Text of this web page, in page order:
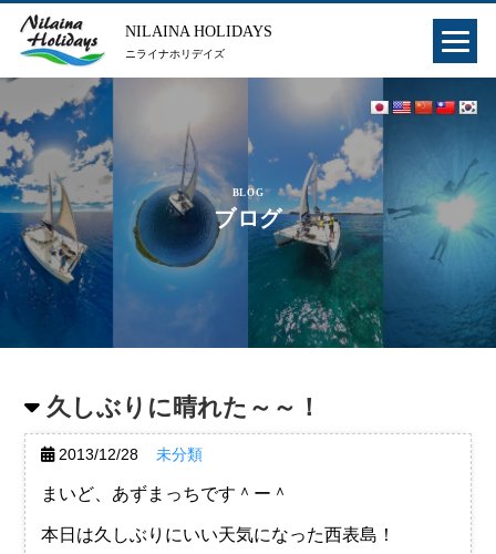
NILAINA HOLIDAYS
ニライナホリデイズ
BLOG
ブログ
久しぶりに晴れた～～！
2013/12/28 未分類
まいど、あずまっちです＾ー＾
本日は久しぶりにいい天気になった西表島！